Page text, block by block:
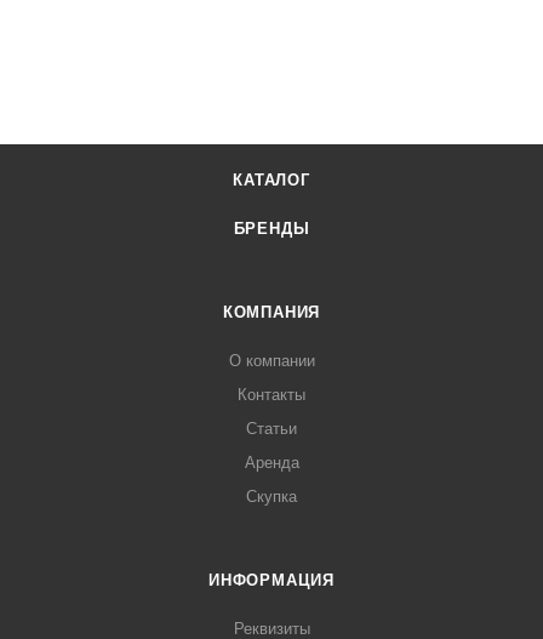
КАТАЛОГ
БРЕНДЫ
КОМПАНИЯ
О компании
Контакты
Статьи
Аренда
Скупка
ИНФОРМАЦИЯ
Реквизиты